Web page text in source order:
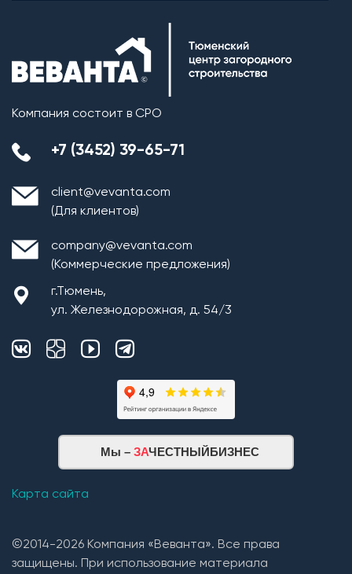
Компания состоит в СРО
+7 (3452) 39-65-71
client@vevanta.com
(Для клиентов)
company@vevanta.com
(Коммерческие предложения)
г.Тюмень,
ул. Железнодорожная, д. 54/3
Мы – ЗАЧЕСТНЫЙБИЗНЕС
Карта сайта
©2014-2026 Компания «Веванта». Все права
защищены. При использование материала